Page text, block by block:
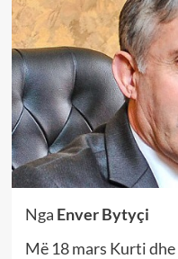
Nga Enver Bytyçi
Më 18 mars Kurti